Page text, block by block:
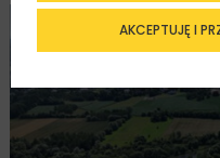
AKCEPTUJĘ I